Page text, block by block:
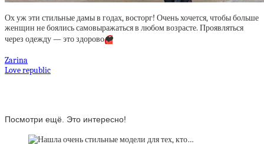
Ох уж эти стильные дамы в годах, восторг! Очень хочется, чтобы больше
женщин не боялись самовыражаться в любом возрасте. Проявляться
через одежду — это здорово❤️
Zarina
Love republic
Посмотри ещё. Это интересно!